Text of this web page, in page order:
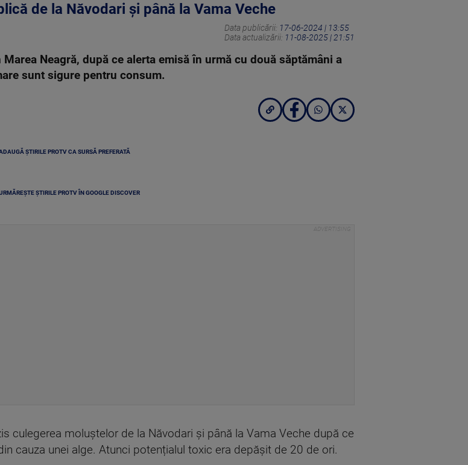
de la Năvodari și până la Vama Veche
Data publicării: 17-06-2024 | 13:55
Data actualizării: 11-08-2025 | 21:51
Neagră, după ce alerta emisă în urmă cu două săptămâni a
sunt sigure pentru consum.
ȘTIRILE PROTV CA SURSĂ PREFERATĂ
ȘTIRILE PROTV ÎN GOOGLE DISCOVER
culegerea moluștelor de la Năvodari și până la Vama Veche după ce
cauza unei alge. Atunci potențialul toxic era depășit de 20 de ori.